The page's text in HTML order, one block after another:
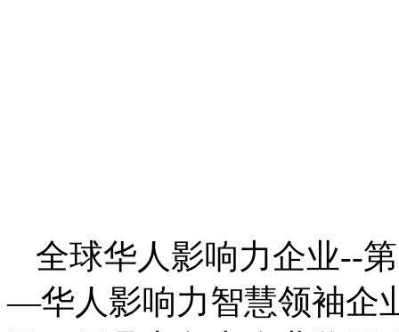
全球华人影响力企业--
—华人影响力智慧领袖企